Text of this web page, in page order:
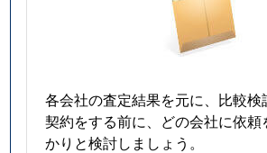
各会社の査定結果を元に、比較検
契約をする前に、どの会社に依頼
かりと検討しましょう。